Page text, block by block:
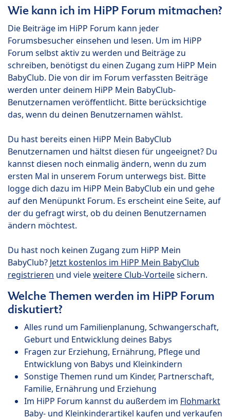
Wie kann ich im HiPP Forum mitmachen?
Die Beiträge im HiPP Forum kann jeder
Forumsbesucher einsehen und lesen. Um im HiPP
Forum selbst aktiv zu werden und Beiträge zu
schreiben, benötigst du einen Zugang zum HiPP Mein
BabyClub. Die von dir im Forum verfassten Beiträge
werden unter deinem HiPP Mein BabyClub-
Benutzernamen veröffentlicht. Bitte berücksichtige
das, wenn du deinen Benutzernamen wählst.
Du hast bereits einen HiPP Mein BabyClub
Benutzernamen und hältst diesen für ungeeignet? Du
kannst diesen noch einmalig ändern, wenn du zum
ersten Mal in unserem Forum unterwegs bist. Bitte
logge dich dazu im HiPP Mein BabyClub ein und gehe
auf den Menüpunkt Forum. Es erscheint eine Seite, auf
der du gefragt wirst, ob du deinen Benutzernamen
ändern möchtest.
Du hast noch keinen Zugang zum HiPP Mein
BabyClub? Jetzt kostenlos im HiPP Mein BabyClub
registrieren und vieleweitere Club-Vorteilesichern.
Welche Themen werden im HiPP Forum
diskutiert?
Alles rund um Familienplanung, Schwangerschaft,
Geburt und Entwicklung deines Babys
Fragen zur Erziehung, Ernährung, Pflege und
Entwicklung von Babys und Kleinkindern
Sonstige Themen rund um Kinder, Partnerschaft,
Familie, Ernährung und Erziehung
Im HiPP Forum kannst du außerdem im Flohmarkt
Baby- und Kleinkinderartikel kaufen und verkaufen